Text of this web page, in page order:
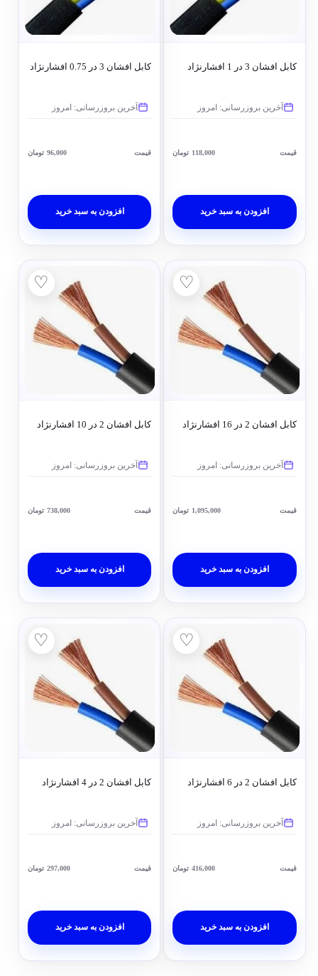
کابل افشان 3 در 1 افشارنژاد
آخرین بروزرسانی: امروز
قیمت تومان
افزودن به سبد خرید
کابل افشان 3 در 0.75 افشارنژاد
آخرین بروزرسانی: امروز
قیمت تومان 96,000
افزودن به سبد خرید
♡
کابل افشان 2 در 16 افشارنژاد
آخرین بروزرسانی: امروز
قیمت تومان
افزودن به سبد خرید
♡
کابل افشان 2 در 10 افشارنژاد
آخرین بروزرسانی: امروز
قیمت تومان 738,000
افزودن به سبد خرید
♡
کابل افشان 2 در 6 افشارنژاد
آخرین بروزرسانی: امروز
قیمت تومان
افزودن به سبد خرید
♡
کابل افشان 2 در 4 افشارنژاد
آخرین بروزرسانی: امروز
قیمت تومان 297,000
افزودن به سبد خرید